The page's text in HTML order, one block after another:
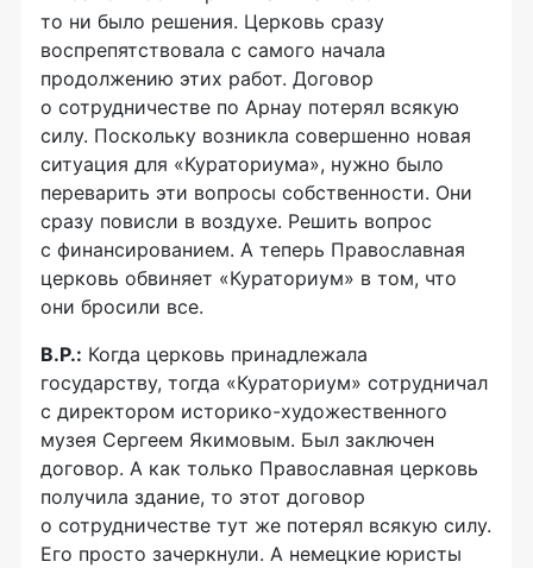
то ни было решения. Церковь сразу
воспрепятствовала с самого начала
продолжению этих работ. Договор
о сотрудничестве по Арнау потерял всякую
силу. Поскольку возникла совершенно новая
ситуация для «Кураториума», нужно было
переварить эти вопросы собственности. Они
сразу повисли в воздухе. Решить вопрос
с финансированием. А теперь Православная
церковь обвиняет «Кураториум» в том, что
они бросили все.
В.Р.: Когда церковь принадлежала
государству, тогда «Кураториум» сотрудничал
с директором историко-художественного
музея Сергеем Якимовым. Был заключен
договор. А как только Православная церковь
получила здание, то этот договор
о сотрудничестве тут же потерял всякую силу.
Его просто зачеркнули. А немецкие юристы